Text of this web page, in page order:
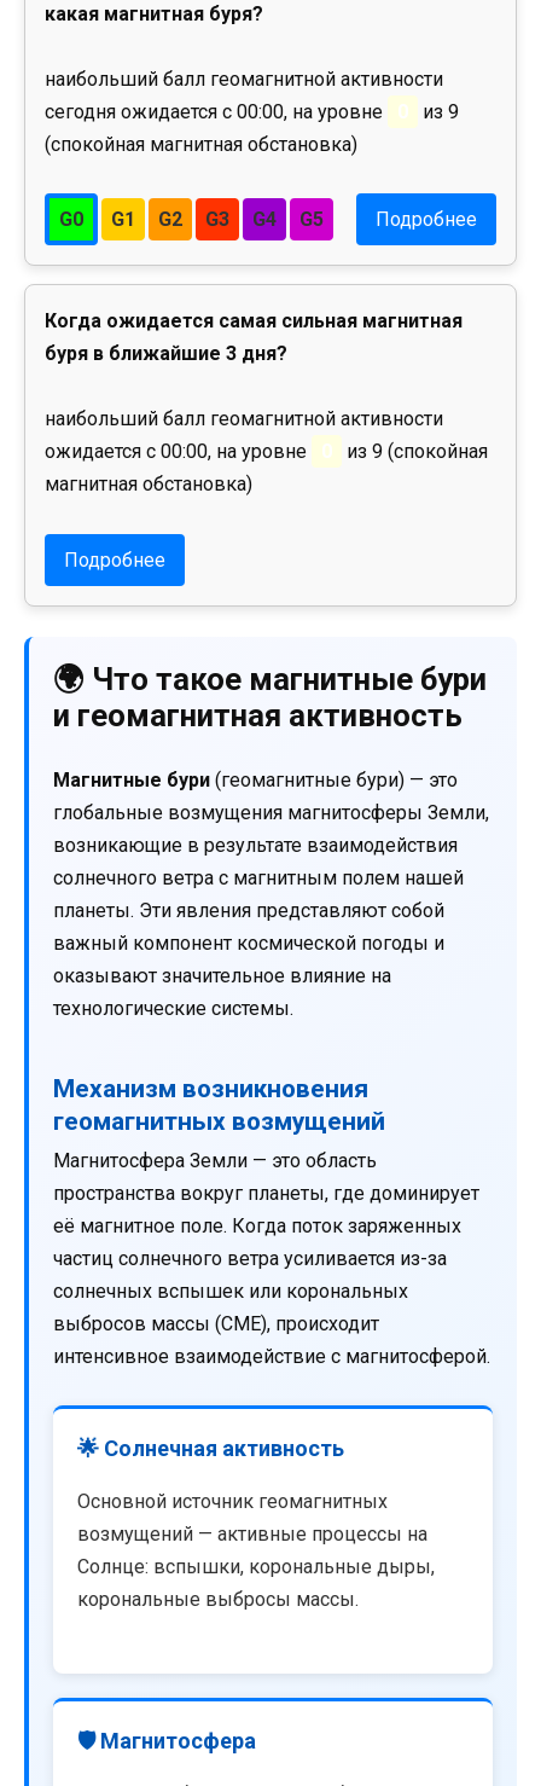
какая магнитная буря?
наибольший балл геомагнитной активности
сегодня ожидается с 00:00, на уровне
0
из 9
(спокойная магнитная обстановка)
G0 G1 G2 G3 G4 G5 Подробнее
Когда ожидается самая сильная магнитная
буря в ближайшие 3 дня?
наибольший балл геомагнитной активности
ожидается с 00:00, на уровне
0
из 9 (спокойная
магнитная обстановка)
Подробнее
🌍 Что такое магнитные бури
и геомагнитная активность
Магнитные бури (геомагнитные бури) — это
глобальные возмущения магнитосферы Земли,
возникающие в результате взаимодействия
солнечного ветра с магнитным полем нашей
планеты. Эти явления представляют собой
важный компонент космической погоды и
оказывают значительное влияние на
технологические системы.
Механизм возникновения
геомагнитных возмущений
Магнитосфера Земли — это область
пространства вокруг планеты, где доминирует
её магнитное поле. Когда поток заряженных
частиц солнечного ветра усиливается из-за
солнечных вспышек или корональных
выбросов массы (CME), происходит
интенсивное взаимодействие с магнитосферой.
🌟 Солнечная активность
Основной источник геомагнитных
возмущений — активные процессы на
Солнце: вспышки, корональные дыры,
корональные выбросы массы.
🛡️ Магнитосфера